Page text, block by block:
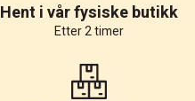
Hent i vår fysiske butikk
Etter 2 timer